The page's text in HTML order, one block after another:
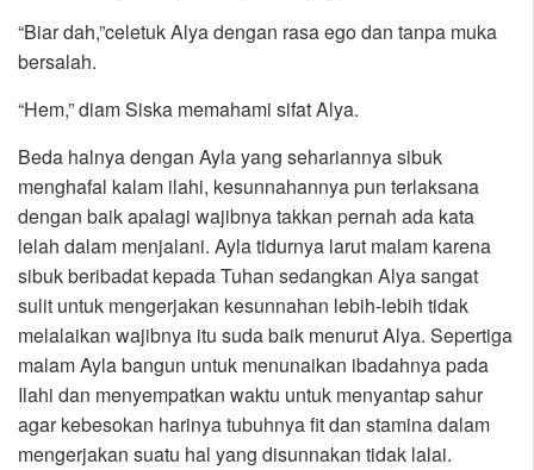
“Biar dah,”celetuk Alya dengan rasa ego dan tanpa muka
bersalah.
“Hem,” diam Siska memahami sifat Alya.
Beda halnya dengan Ayla yang sehariannya sibuk
menghafal kalam ilahi, kesunnahannya pun terlaksana
dengan baik apalagi wajibnya takkan pernah ada kata
lelah dalam menjalani. Ayla tidurnya larut malam karena
sibuk beribadat kepada Tuhan sedangkan Alya sangat
sulit untuk mengerjakan kesunnahan lebih-lebih tidak
melalaikan wajibnya itu suda baik menurut Alya. Sepertiga
malam Ayla bangun untuk menunaikan ibadahnya pada
Ilahi dan menyempatkan waktu untuk menyantap sahur
agar kebesokan harinya tubuhnya fit dan stamina dalam
mengerjakan suatu hal yang disunnakan tidak lalai.